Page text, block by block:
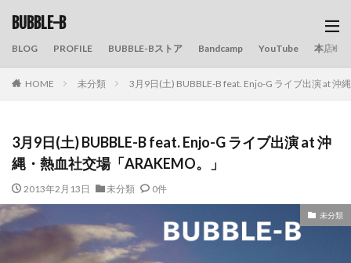
BUBBLE-B
BLOG PROFILE BUBBLE-Bストア Bandcamp YouTube 本店の旅
HOME 未分類 3月9日(土) BUBBLE-B feat. Enjo-G ライブ出演 at 沖
3月9日(土) BUBBLE-B feat. Enjo-G ライブ出演 at 沖
縄・熱血社交場「ARAKEMO。」
2013年2月13日 未分類 0件
未分類